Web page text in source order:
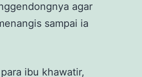
agar
sampai ia
ibu khawatir,